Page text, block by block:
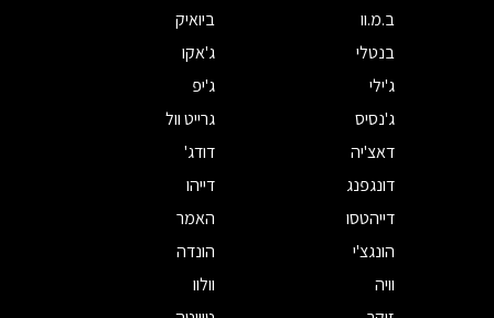
ב.מ.וו
ביואיק
בנטלי
ג'אקו
ג'ילי
ג'יפ
ג'נסיס
גרייט וול
דאצ'יה
דודג'
דונגפנג
דייהו
דייהטסו
האמר
הונגצ'י
הונדה
וויה
וולוו